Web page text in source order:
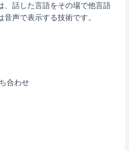
、話した言語をその場で他言語
声で表示する技術です。
合わせ